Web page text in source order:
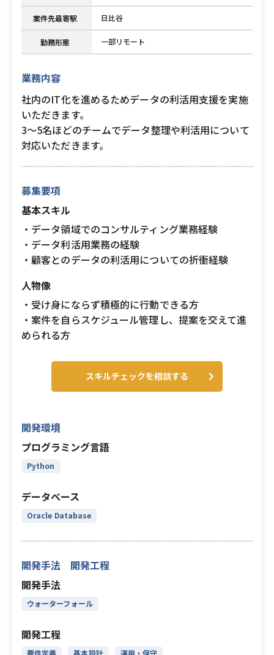
案件先最寄駅 日比谷
勤務形態 一部リモート
業務内容
社内のIT化を進めるためデータの利活用支援を実施
いただきます。
3〜5名ほどのチームでデータ整理や利活用について
対応いただきます。
募集要項
基本スキル
・データ領域でのコンサルティング業務経験
・データ利活用業務の経験
・顧客とのデータの利活用についての折衝経験
人物像
・受け身にならず積極的に行動できる方
・案件を自らスケジュール管理し、提案を交えて進
められる方
スキルチェックを相談する
開発環境
プログラミング言語
Python
データベース
Oracle Database
開発手法 開発工程
開発手法
ウォーターフォール
開発工程
要件定義 基本設計 運用・保守